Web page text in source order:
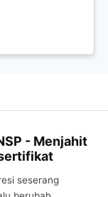
- Menjahit
seserang